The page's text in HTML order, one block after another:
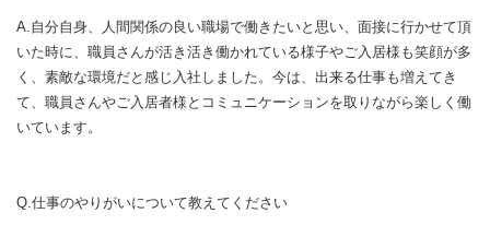
A.自分自身、人間関係の良い職場で働きたいと思い、面接に行かせて頂
いた時に、職員さんが活き活き働かれている様子やご入居様も笑顔が多
く、素敵な環境だと感じ入社しました。今は、出来る仕事も増えてき
て、職員さんやご入居者様とコミュニケーションを取りながら楽しく働
いています。
Q.仕事のやりがいについて教えてください